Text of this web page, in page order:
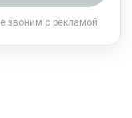
звоним с рекламой